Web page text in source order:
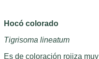
Hocó colorado
Tigrisoma lineatum
Es de coloración rojiza